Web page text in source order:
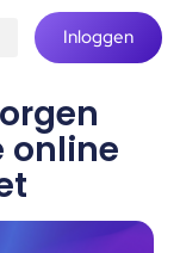
Inloggen
online